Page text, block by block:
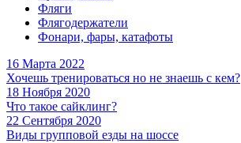
Фляги
Флягодержатели
Фонари, фары, катафоты
16 Марта 2022
Хочешь тренироваться но не знаешь с кем?
18 Ноября 2020
Что такое сайклинг?
22 Сентября 2020
Виды групповой езды на шоссе